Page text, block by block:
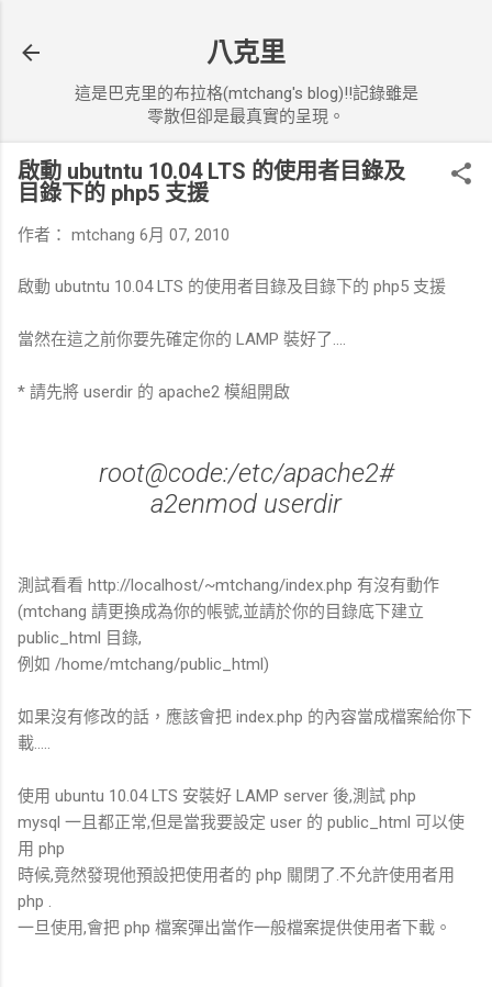
八克里
這是巴克里的布拉格(mtchang's blog)!!記錄雖是
零散但卻是最真實的呈現。
啟動 ubutntu 10.04 LTS 的使用者目錄及
目錄下的 php5 支援
作者： mtchang 6月 07, 2010
啟動 ubutntu 10.04 LTS 的使用者目錄及目錄下的 php5 支援
當然在這之前你要先確定你的 LAMP 裝好了....
* 請先將 userdir 的 apache2 模組開啟
root@code:/etc/apache2#
a2enmod userdir
測試看看 http://localhost/~mtchang/index.php 有沒有動作
(mtchang 請更換成為你的帳號,並請於你的目錄底下建立
public_html 目錄,
例如 /home/mtchang/public_html)
如果沒有修改的話，應該會把 index.php 的內容當成檔案給你下
載.....
使用 ubuntu 10.04 LTS 安裝好 LAMP server 後,測試 php
mysql 一且都正常,但是當我要設定 user 的 public_html 可以使
用 php
時候,竟然發現他預設把使用者的 php 關閉了.不允許使用者用
php .
一旦使用,會把 php 檔案彈出當作一般檔案提供使用者下載。